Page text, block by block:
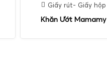
Giấy rút- Giấy hộp
Khăn Ướt Mamamy